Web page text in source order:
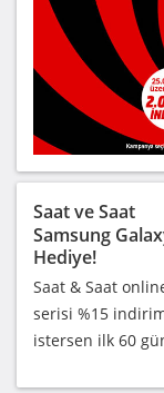
Saat ve Saat
Samsung
Hediye!
Saat & Saat
serisi %15
istersen ilk 60